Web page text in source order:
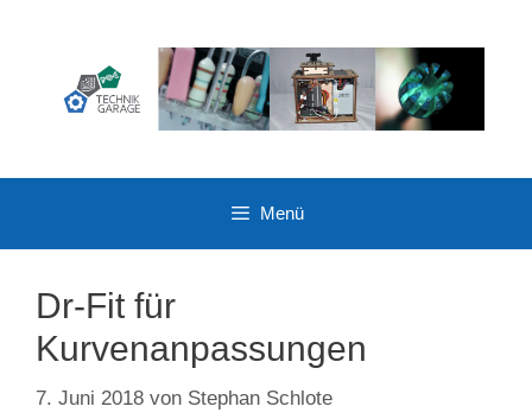
Menü
Dr-Fit für
Kurvenanpassungen
7. Juni 2018 von Stephan Schlote